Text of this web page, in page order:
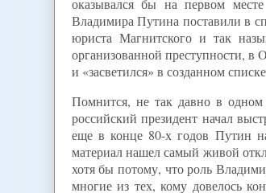
оказывался бы на первом
Владимира Путина поставили в
юриста Магнитского и так
организованной преступности, в
и «засветился» в созданном
Помнится, не так давно в
российский президент начал
еще в конце 80-х годов Путин
материал нашел самый живой
хотя бы потому, что роль
многие из тех, кому довелось